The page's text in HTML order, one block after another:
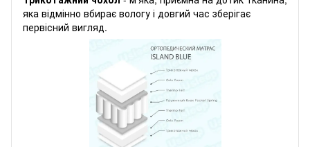
яка відмінно вбирає вологу і довгий час зберігає
первісний вигляд.